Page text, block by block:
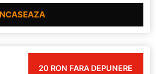
20 RON FARA DEPUNERE